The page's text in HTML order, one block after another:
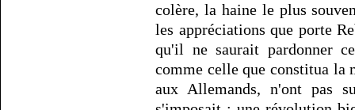
colère, la haine le plus
les appréciations que porte
qu'il ne saurait pardonner
comme celle que constitua la
aux Allemands, n'ont pas